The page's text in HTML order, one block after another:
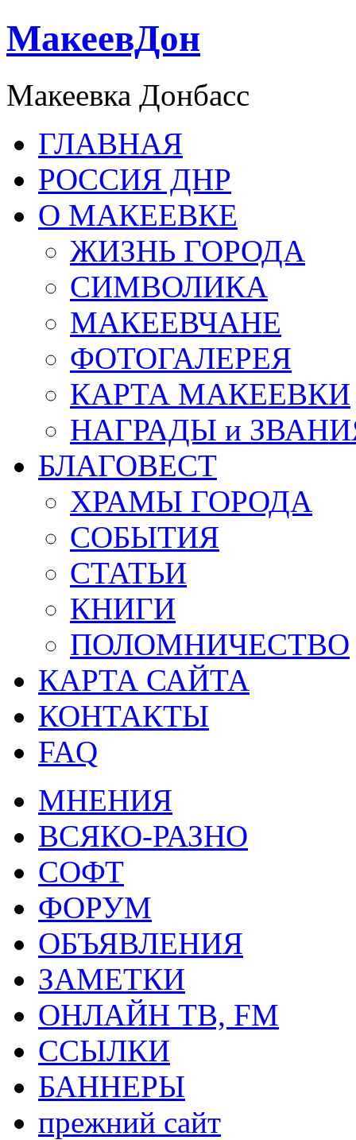
МакеевДон
Макеевка Донбасс
ГЛАВНАЯ
РОССИЯ ДНР
О МАКЕЕВКЕ
ЖИЗНЬ ГОРОДА
СИМВОЛИКА
МАКЕЕВЧАНЕ
ФОТОГАЛЕРЕЯ
КАРТА МАКЕЕВКИ
НАГРАДЫ и
БЛАГОВЕСТ
ХРАМЫ ГОРОДА
СОБЫТИЯ
СТАТЬИ
КНИГИ
ПОЛОМНИЧЕСТВО
КАРТА САЙТА
КОНТАКТЫ
FAQ
МНЕНИЯ
ВСЯКО-РАЗНО
СОФТ
ФОРУМ
ОБЪЯВЛЕНИЯ
ЗАМЕТКИ
ОНЛАЙН ТВ, FM
ССЫЛКИ
БАННЕРЫ
прежний сайт